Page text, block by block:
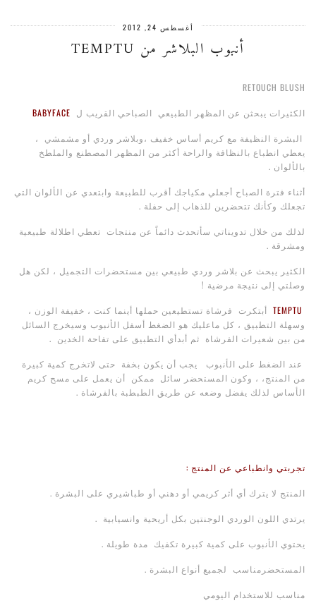
أغسطس 24, 2012
أنبوب البلاشر من TEMPTU
RETOUCH BLUSH
الكثيرات يبحثن عن المظهر الطبيعي الصباحي القريب ل BABYFACE
البشرة النظيفة مع كريم أساس خفيف ،وبلاشر وردي أو مشمشي ،
يعطي انطباع بالنظافة والراحة أكثر من المظهر المصطنع والملطخ
بالألوان .
أثناء فترة الصباح أجعلي مكياجك أقرب للطبيعة وابتعدي عن الألوان التي
تجعلك وكأنك تتحضرين للذهاب إلى حفلة .
لذلك من خلال تدويناتي سأتحدث دائماً عن منتجات تعطي اطلالة طبيعية
ومشرقة .
الكثير يبحث عن بلاشر وردي طبيعي بين مستحضرات التجميل ، لكن هل
وصلتي إلى نتيجة مرضية !
أبتكرت فرشاة تستطيعين حملها أينما كنت ، خفيفة الوزن ،
وسهلة التطبيق ، كل ماعليك هو الضغط أسفل الأنبوب وسيخرج السائل
من بين شعيرات الفرشاة ثم أبدأي التطبيق على تفاحة الخدين .
عند الضغط على الأنبوب يجب أن يكون بخفة حتى لاتخرج كمية كبيرة
من المنتج، ، وكون المستحضر سائل ممكن أن يعمل على مسح كريم
الأساس لذلك يفضل وضعه عن طريق الطبطبة بالفرشاة .
تجربتي وانطباعي عن المنتج :
المنتج لا يترك أي أثر كريمي أو دهني أو طباشيري على البشرة .
يرتدي اللون الوردي الوجنتين بكل أريحية وانسيابية .
يحتوي الأنبوب على كمية كبيرة تكفيك مدة طويلة .
المستحضرمناسب لجميع أنواع البشرة .
مناسب للاستخدام اليومي